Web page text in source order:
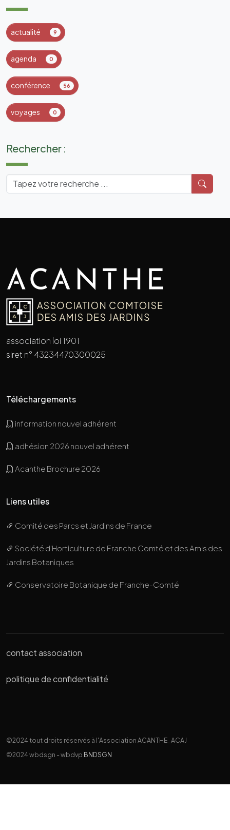
Rechercher :
actualité 9
agenda 0
conférence 56
voyages 0
association loi 1901
siret n° 43234470300025
Téléchargements
information nouvel adhérent
adhésion 2026 nouvel adhérent
Acanthe Brochure 2026
Liens utiles
Comité des Parcs et Jardins de France
Société d’Horticulture de Franche Comté et des Amis des
Jardins Botaniques
Conservatoire Botanique de Franche-Comté
contact association
politique de confidentialité
©2024 tout droits réservés à l'Association ACANTHE_ACAJ
©2024 wbdsgn - wbdvp BNDSGN